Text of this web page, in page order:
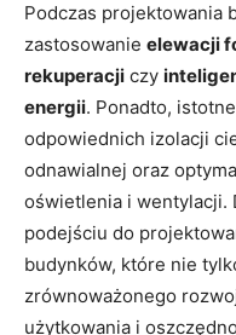
Podczas projektowania
zastosowanie elewacji
rekuperacji czy
energii. Ponadto,
odpowiednich⁣ izolacji
odnawialnej​ oraz
oświetlenia​ i wentylacji.
podejściu do
budynków, które nie
zrównoważonego
użytkowania i